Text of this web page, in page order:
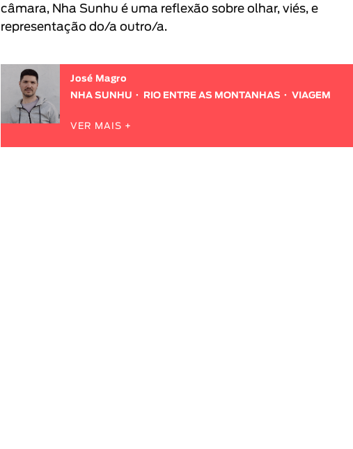
câmara, Nha Sunhu é uma reflexão sobre olhar, viés, e
representação do/a outro/a.
José Magro
NHA SUNHU
RIO ENTRE AS MONTANHAS VIAGEM
VER MAIS +